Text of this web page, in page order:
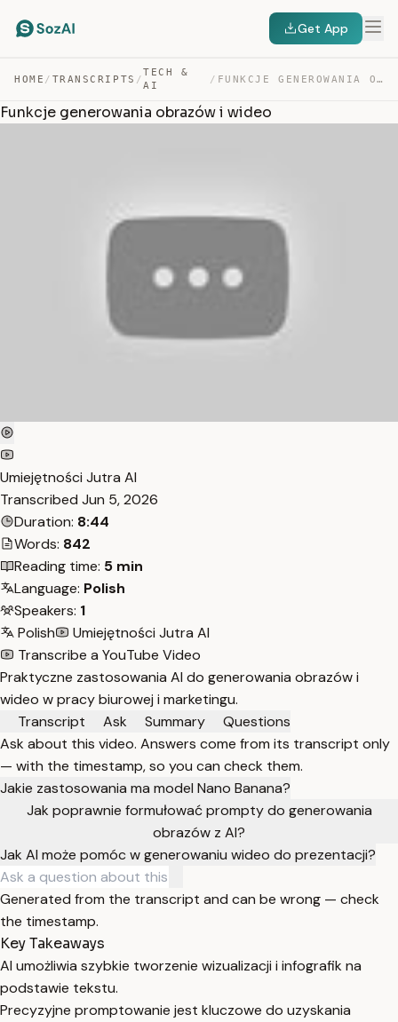
Get App
HOME / TRANSCRIPTS /
TECH &
AI
/ FUNKCJE GENEROWANIA OBRAZÓW I WIDEO — TRANSCRIPT
Funkcje generowania obrazów i wideo
Umiejętności Jutra AI
Transcribed Jun 5, 2026
Duration: 8:44
Words: 842
Reading time: 5 min
Language: Polish
Speakers: 1
Polish
Umiejętności Jutra AI
Transcribe a YouTube Video
Praktyczne zastosowania AI do generowania obrazów i
wideo w pracy biurowej i marketingu.
Transcript
Ask Summary
Questions
Ask about this video. Answers come from its transcript only
— with the timestamp, so you can check them.
Jakie zastosowania ma model Nano Banana?
Jak poprawnie formułować prompty do generowania
obrazów z AI?
Jak AI może pomóc w generowaniu wideo do prezentacji?
Generated from the transcript and can be wrong — check
the timestamp.
Key Takeaways
AI umożliwia szybkie tworzenie wizualizacji i infografik na
podstawie tekstu.
Precyzyjne promptowanie jest kluczowe do uzyskania